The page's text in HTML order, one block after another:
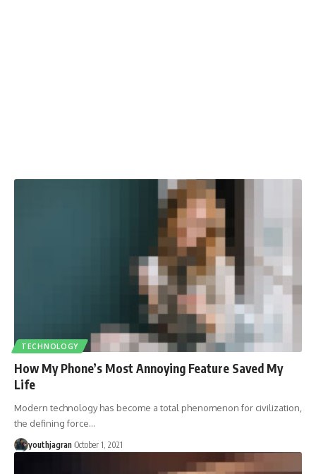
TECHNOLOGY
How My Phone’s Most Annoying Feature Saved My
Life
Modern technology has become a total phenomenon for civilization,
the defining force…
youthjagran October 1, 2021